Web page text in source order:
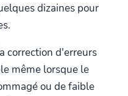
dizaines pour
correction d'erreurs
même lorsque le
ou de faible